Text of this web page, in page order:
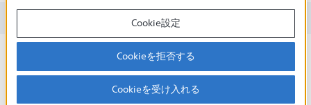
対象製品カテゴリー・製品
HDR放送の特徴であり、本機の故障ではありません。
BS4K/CS4K放送で採用されているHDR映像信号は、表現できる明
暗の範囲を大幅に拡大し、現実に近い高コントラストな映像を再
Cookie設定
Cookieを拒否する
Cookieを受け入れる